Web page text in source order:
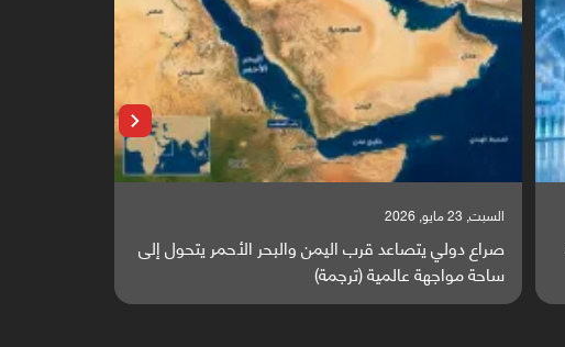
السبت, 23 مايو, 2026
صراع دولي يتصاعد قرب اليمن والبحر الأحمر يتحول إلى
ساحة مواجهة عالمية (ترجمة)